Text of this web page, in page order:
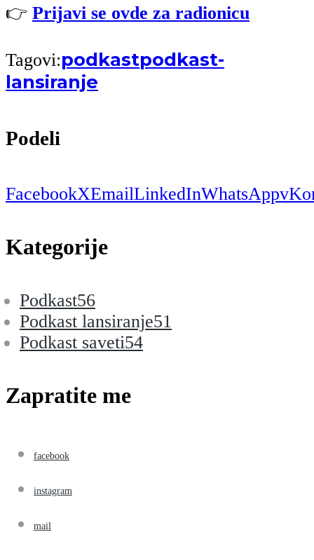
👉 Prijavi se ovde za radionicu
Tagovi:podkastpodkast-
lansiranje
Podeli
FacebookXEmailLinkedInWhatsApp
Kategorije
Podkast56
Podkast lansiranje51
Podkast saveti54
Zapratite me
facebook
instagram
mail